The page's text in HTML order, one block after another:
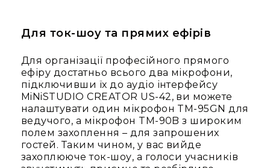
Гарнітури
трансляцій
і
ТБ
Для
геймерів/
блогерів
Для
домашньої
Для ток-шоу та прямих ефірів
Для організації професійного прямого
ефіру достатньо всього два мікрофони,
підключивши їх до аудіо інтерфейсу
MiNiSTUDIO CREATOR US-42, ви можете
налаштувати один мікрофон TM-95GN для
ведучого, а мікрофон TM-90B з широким
полем захоплення – для запрошених
гостей. Таким чином, у вас вийде
захоплююче ток-шоу, а голоси учасників